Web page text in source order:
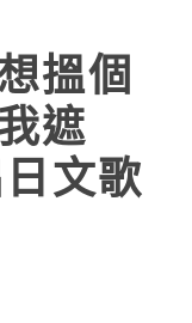
搵個
遮
文歌